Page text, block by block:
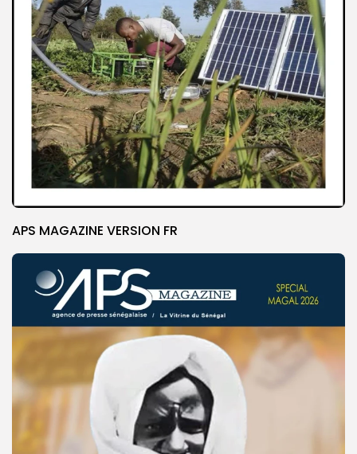
APS MAGAZINE VERSION FR